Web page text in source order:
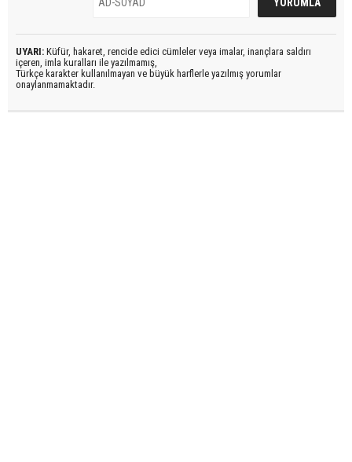
UYARI: Küfür, hakaret, rencide edici cümleler veya imalar, inançlara saldırı
içeren, imla kuralları ile yazılmamış,
Türkçe karakter kullanılmayan ve büyük harflerle yazılmış yorumlar
onaylanmamaktadır.